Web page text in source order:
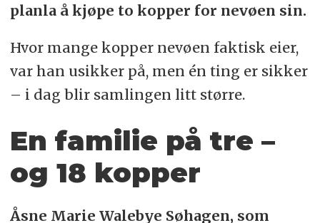
planla å kjøpe to kopper for nevøen sin.
Hvor mange kopper nevøen faktisk eier,
var han usikker på, men én ting er sikker
– i dag blir samlingen litt større.
En familie på tre –
og 18 kopper
Åsne Marie Walebye Søhagen, som